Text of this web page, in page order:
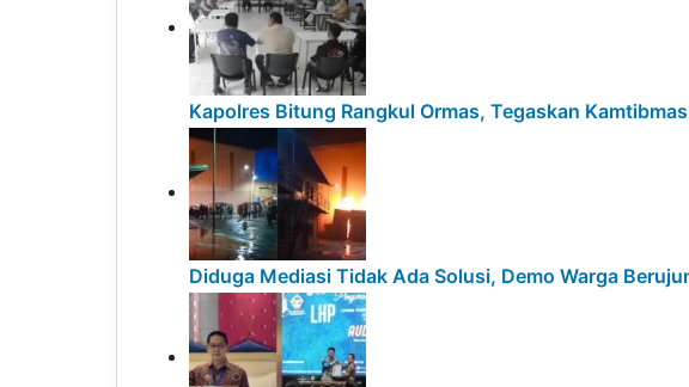
Kapolres Bitung Rangkul Ormas, Tegaskan
Diduga Mediasi Tidak Ada Solusi, Demo Warga